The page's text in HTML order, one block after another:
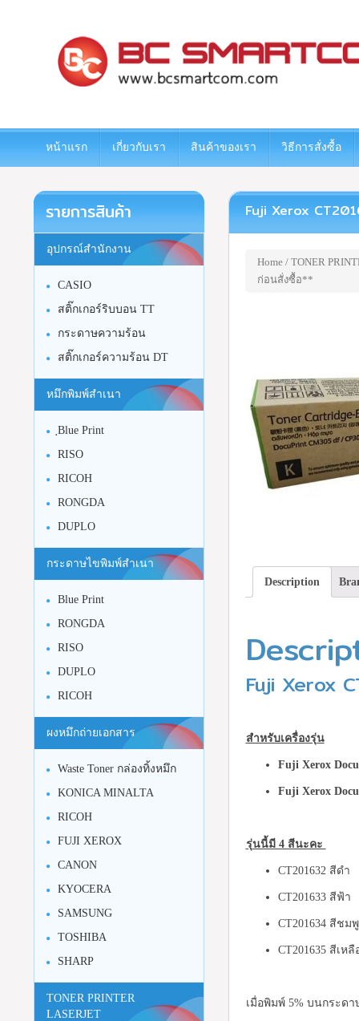
หน้าแรก เกี่ยวกับเรา สินค้าของเรา วิธีการสั่งซื้อ
Fuji Xerox
Home/ TONER
ก่อนสั่งซื้อ**
Description
Fuji Xerox
สำหรับเครื่องรุ่น
Fuji Xerox
Fuji Xerox
รุ่นนี้มี 4 สีนะคะ
CT201632 สีดำ
CT201633 สีฟ้า
CT201634 สีชมพู
CT201635 สีเหลื
เมื่อพิมพ์ 5% บนกระด
รายการสินค้า
อุปกรณ์สำนักงาน
CASIO
สติ๊กเกอร์ริบบอน TT
กระดาษความร้อน
สติ๊กเกอร์ความร้อน DT
หมึกพิมพ์สำเนา
ฺBlue Print
RISO
RICOH
RONGDA
DUPLO
กระดาษไขพิมพ์สำเนา
Blue Print
RONGDA
RISO
DUPLO
RICOH
ผงหมึกถ่ายเอกสาร
Waste Toner กล่องทิ้งหมึก
KONICA MINALTA
RICOH
FUJI XEROX
CANON
KYOCERA
SAMSUNG
TOSHIBA
SHARP
TONER PRINTER
LASERJET